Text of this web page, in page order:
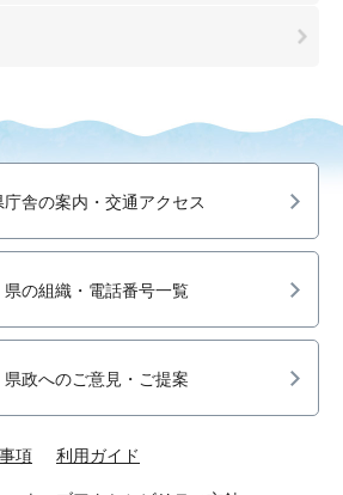
庁舎の案内・交通アクセス
県の組織・電話番号一覧
県政へのご意見・ご提案
項 利用ガイド